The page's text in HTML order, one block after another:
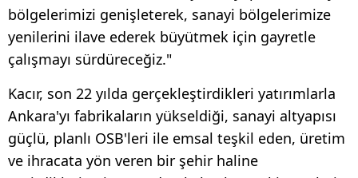
bölgelerimizi genişleterek, sanayi bölgelerimize
yenilerini ilave ederek büyütmek için gayretle
çalışmayı sürdüreceğiz."
Kacır, son 22 yılda gerçekleştirdikleri yatırımlarla
Ankara'yı fabrikaların yükseldiği, sanayi altyapısı
güçlü, planlı OSB'leri ile emsal teşkil eden, üretim
ve ihracata yön veren bir şehir haline